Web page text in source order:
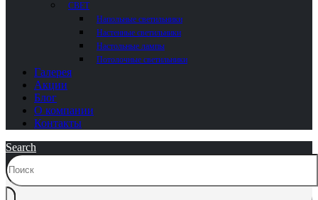
СВЕТ
Напольные светильники
Настенные светильники
Настольные лампы
Потолочные светильники
Галерея
Акции
Блог
О компании
Контакты
Search